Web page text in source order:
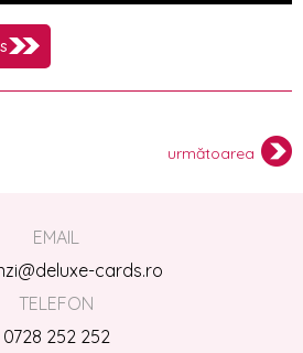
următoarea
EMAIL
cards.ro
TELEFON
0728 252 252